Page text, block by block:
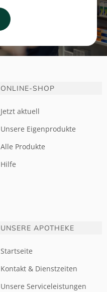
ONLINE-SHOP
Jetzt aktuell
Unsere Eigenprodukte
Alle Produkte
Hilfe
UNSERE APOTHEKE
Startseite
Kontakt & Dienstzeiten
Unsere Serviceleistungen